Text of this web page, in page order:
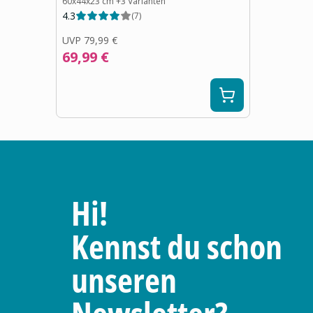
4.3 (7)
UVP 79,99 €
69,99 €
Hi!
Kennst du schon
unseren